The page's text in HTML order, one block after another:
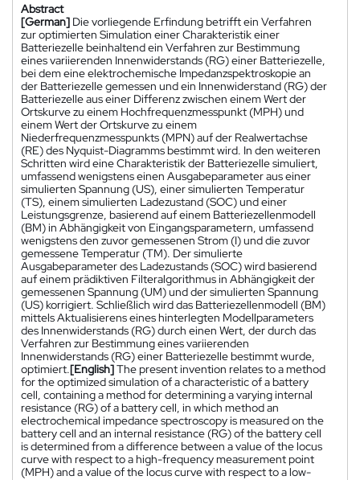
Abstract
[German] Die vorliegende Erfindung betrifft ein Verfahren
zur optimierten Simulation einer Charakteristik einer
Batteriezelle beinhaltend ein Verfahren zur Bestimmung
eines variierenden Innenwiderstands (RG) einer Batteriezelle,
bei dem eine elektrochemische Impedanzspektroskopie an
der Batteriezelle gemessen und ein Innenwiderstand (RG) der
Batteriezelle aus einer Differenz zwischen einem Wert der
Ortskurve zu einem Hochfrequenzmesspunkt (MPH) und
einem Wert der Ortskurve zu einem
Niederfrequenzmesspunkts (MPN) auf der Realwertachse
(RE) des Nyquist-Diagramms bestimmt wird. In den weiteren
Schritten wird eine Charakteristik der Batteriezelle simuliert,
umfassend wenigstens einen Ausgabeparameter aus einer
simulierten Spannung (US), einer simulierten Temperatur
(TS), einem simulierten Ladezustand (SOC) und einer
Leistungsgrenze, basierend auf einem Batteriezellenmodell
(BM) in Abhängigkeit von Eingangsparametern, umfassend
wenigstens den zuvor gemessenen Strom (I) und die zuvor
gemessene Temperatur (TM). Der simulierte
Ausgabeparameter des Ladezustands (SOC) wird basierend
auf einem prädiktiven Filteralgorithmus in Abhängigkeit der
gemessenen Spannung (UM) und der simulierten Spannung
(US) korrigiert. Schließlich wird das Batteriezellenmodell (BM)
mittels Aktualisierens eines hinterlegten Modellparameters
des Innenwiderstands (RG) durch einen Wert, der durch das
Verfahren zur Bestimmung eines variierenden
Innenwiderstands (RG) einer Batteriezelle bestimmt wurde,
optimiert.[English]The present invention relates to a method
for the optimized simulation of a characteristic of a battery
cell, containing a method for determining a varying internal
resistance (RG) of a battery cell, in which method an
electrochemical impedance spectroscopy is measured on the
battery cell and an internal resistance (RG) of the battery cell
is determined from a difference between a value of the locus
curve with respect to a high-frequency measurement point
(MPH) and a value of the locus curve with respect to a low-